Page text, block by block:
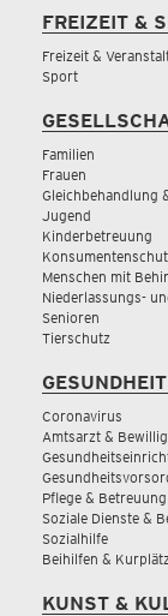
FREIZEIT &
Freizeit &
Sport
Familien
Frauen
Gleichbehandlung
Jugend
Kinderbetreuung
Menschen mit
Niederlassungs-
Senioren
Tierschutz
Coronavirus
Amtsarzt &
Pflege & Betreuung
Soziale Dienste &
Sozialhilfe
Beihilfen &
KUNST &